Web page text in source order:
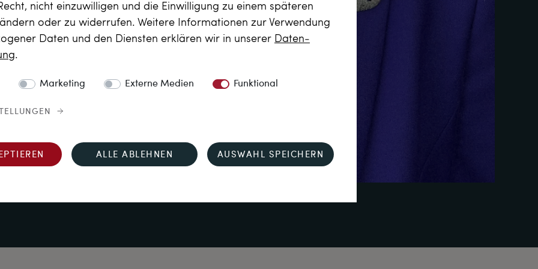
der Deutschen
Idar-Oberstein
nicht einzuwilligen und die Einwilligung zu einem späteren
oder zu widerrufen. Weitere Informationen zur Verwendung
Daten und den Diensten erklären wir in unserer Daten­
.
Marketing Externe Medien Funktional
ALLE ABLEHNEN AUSWAHL SPEICHERN